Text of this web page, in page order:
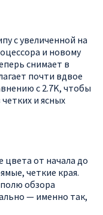
с увеличенной на
и новому
снимает в
почти вдвое
с 2.7K, чтобы
и ясных
цвета от начала до
четкие края.
обзора
— именно так,